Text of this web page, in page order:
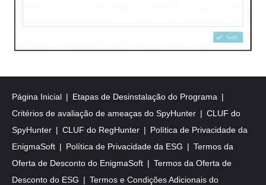
Página Inicial
Etapas de Desinstalação do Programa
Critérios de avaliação de ameaças do SpyHunter
CLUF do
SpyHunter
CLUF do RegHunter
Política de Privacidade da
EnigmaSoft
Política de Privacidade da ESG
Termos da
Oferta de Desconto do EnigmaSoft
Termos da Oferta de
Desconto do ESG
Termos e Condições Adicionais do